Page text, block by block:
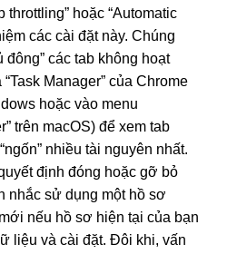
throttling” hoặc “Automatic
các cài đặt này. Chúng
các tab không hoạt
Manager” của Chrome
hoặc vào menu
trên macOS) để xem tab
nhiều tài nguyên nhất.
định đóng hoặc gỡ bỏ
nhắc sử dụng một hồ sơ
nếu hồ sơ hiện tại của bạn
liệu và cài đặt. Đôi khi, vấn